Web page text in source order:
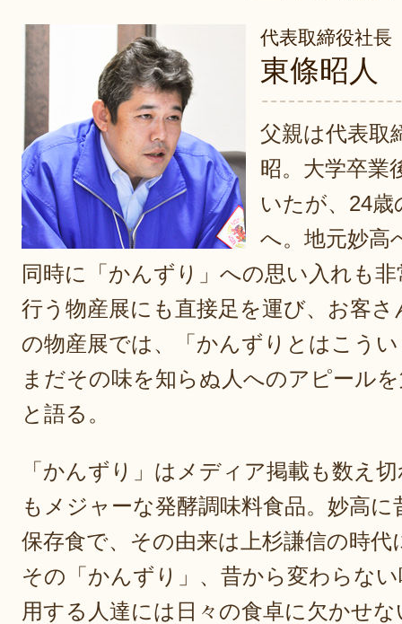
代表取締役社長
東條昭人
父親は代表取
昭。大学卒業
いたが、24
へ。地元妙高
同時に「かんずり」への思い入れも
行う物産展にも直接足を運び、お客
の物産展では、「かんずりとはこう
まだその味を知らぬ人へのアピール
と語る。
「かんずり」はメディア掲載も数え
もメジャーな発酵調味料食品。妙高
保存食で、その由来は上杉謙信の時
その「かんずり」、昔から変わらな
用する人達には日々の食卓に欠かせ